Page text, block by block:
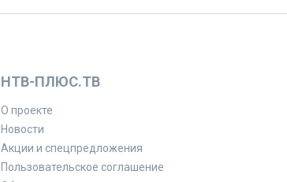
НТВ-ПЛЮС.ТВ
О проекте
Новости
Акции и спецпредложения
Пользовательское соглашение